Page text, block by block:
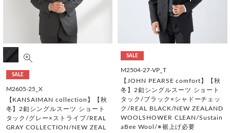
SALE
M2605-25_X
【KANSAIMAN collection】【秋
冬】2釦シングルスーツ ショート
タック/グレー×ストライプ/REAL
GRAY COLLECTION/NEW ZEAL
SALE
M2504-27-VP_T
【JOHN PEARSE comfort】【秋
冬】2釦シングルスーツ ショート
タック/ブラック×シャドーチェッ
ク/REAL BLACK/NEW ZEALAND
WOOLSHOWER CLEAN/Sustain
aBee Wool/※裾上げ必要